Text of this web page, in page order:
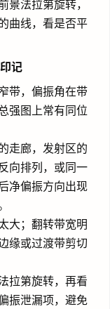
法拉第旋转，
曲线，看是否平
记
带，偏振角在带
强图上常有同位
走廊，发射区的
向排列，或同一
净偏振方向出现
大；翻转带宽明
缘或过渡带剪切
拉第旋转，再看
振泄漏项，避免